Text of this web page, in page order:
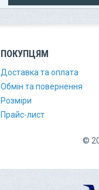
ПОКУПЦЯМ
Доставка та оплата
Обмін та повернення
Розміри
Прайс-лист
©